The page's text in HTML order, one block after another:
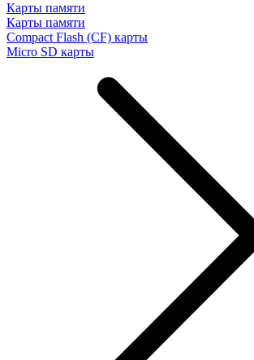
Карты памяти
Карты памяти
Compact Flash (CF) карты
Micro SD карты